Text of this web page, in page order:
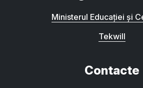
Ministerul Educației și
Tekwill
Contacte